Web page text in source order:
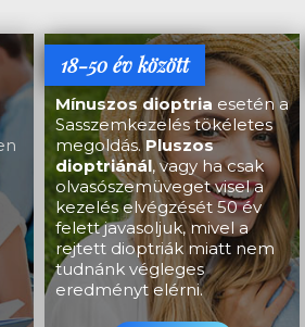
18-50 év között
Mínuszos dioptria esetén a
Sasszemkezelés tökéletes
megoldás.Pluszos
dioptriánál, vagy ha csak
olvasószemüveget visel a
kezelés elvégzését 50 év
felett javasoljuk, mivel a
rejtett dioptriák miatt nem
tudnánk végleges
eredményt elérni.